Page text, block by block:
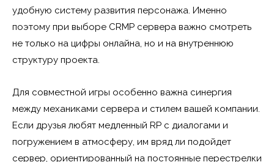
удобную систему развития персонажа. Именно
поэтому при выборе CRMP сервера важно смотреть
не только на цифры онлайна, но и на внутреннюю
структуру проекта.
Для совместной игры особенно важна синергия
между механиками сервера и стилем вашей компании.
Если друзья любят медленный RP с диалогами и
погружением в атмосферу, им вряд ли подойдет
сервер, ориентированный на постоянные перестрелки